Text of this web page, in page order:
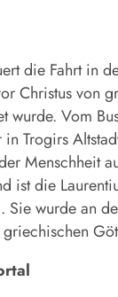
die Fahrt in
Christus von
wurde. Vom
Trogirs
Menschheit
ist die
Sie wurde an
griechischen